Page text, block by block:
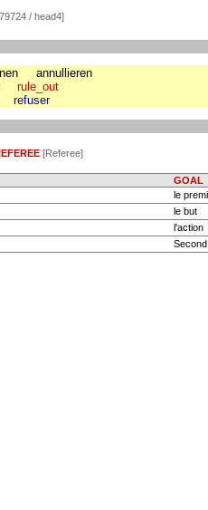
/ head4]
annullieren
rule_out
refuser
[Referee]
GOAL
le
le but
l'action